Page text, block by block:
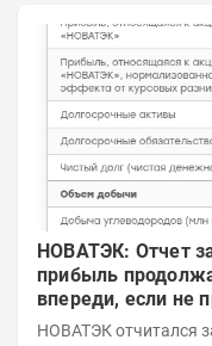
НОВАТЭК: Отчет
прибыль
впереди, если не
НОВАТЭК отчитался